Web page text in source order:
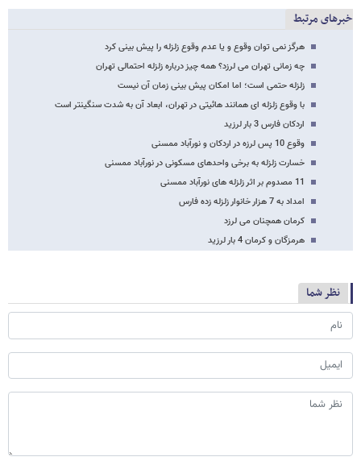
خبرهای مرتبط
هرگز نمی توان وقوع و یا عدم وقوع زلزله را پیش بینی کرد
چه زمانی تهران می لرزد؟ همه چیز درباره زلزله احتمالی تهران
زلزله حتمی است؛ اما امکان پیش بینی زمان آن نیست
با وقوع زلزله ای همانند هائیتی در تهران، ابعاد آن به شدت سنگینتر است
اردکان فارس 3 بار لرزید
وقوع 10 پس لرزه در اردکان و نورآباد ممسنی
خسارت زلزله به برخی واحدهای مسکونی در نورآباد ممسنی
11 مصدوم بر اثر زلزله های نورآباد ممسنی
امداد به 7 هزار خانوار زلزله زده فارس
کرمان همچنان می لرزد
هرمزگان و کرمان 4 بار لرزید
نظر شما